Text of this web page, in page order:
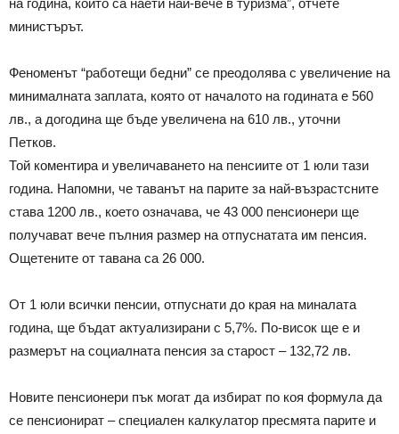
министърът.
Феноменът “работещи бедни” се преодолява с увеличение на
минималната заплата, която от началото на годината е 560
лв., а догодина ще бъде увеличена на 610 лв., уточни
Петков.
Той коментира и увеличаването на пенсиите от 1 юли тази
година. Напомни, че таванът на парите за най-възрастсните
става 1200 лв., което означава, че 43 000 пенсионери ще
получават вече пълния размер на отпуснатата им пенсия.
Ощетените от тавана са 26 000.
От 1 юли всички пенсии, отпуснати до края на миналата
година, ще бъдат актуализирани с 5,7%. По-висок ще е и
размерът на социалната пенсия за старост – 132,72 лв.
Новите пенсионери пък могат да избират по коя формула да
се пенсионират – специален калкулатор пресмята парите и